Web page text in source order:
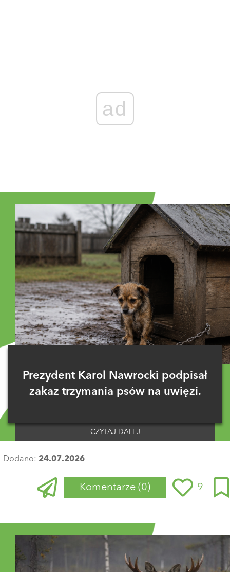
ad
Prezydent Karol Nawrocki podpisał
zakaz trzymania psów na uwięzi.
CZYTAJ DALEJ
Dodano: 24.07.2026
Komentarze (0) 9